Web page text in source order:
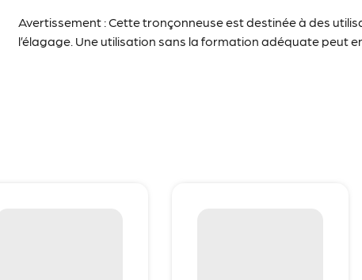
Avertissement : Cette tronçonneuse est destinée à des
l’élagage. Une utilisation sans la formation adéquate peut